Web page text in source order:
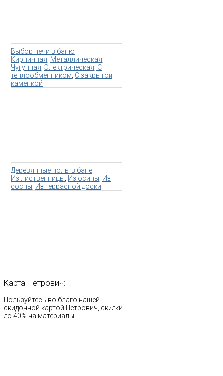
Выбор печи в баню
Кирпичная Металлическая
Чугунная Электрическая С
теплообменником С закрытой
каменкой
Деревянные полы в бане
Из лиственницы Из осины Из
сосны Из террасной доски
Карта Петрович:
Пользуйтесь во благо нашей
скидочной картой Петрович, скидки
до 40% на материалы.